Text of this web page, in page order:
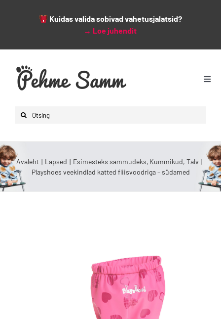
Kuidas valida sobivad vahetusjalatsid?
→ Loe juhendit
content
Search
Lapsed
Mehed
Lisad
Avaleht Lapsed Esimesteks sammudeks Kummikud Talv
Playshoes veekindlad katted fliisvoodriga – südamed